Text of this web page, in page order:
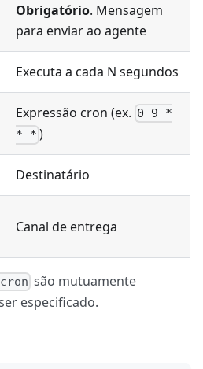
Obrigatório. Mensagem
para enviar ao agente
Executa a cada N segundos
Expressão cron (ex. 0 9 *
* * )
Destinatário
Canal de entrega
são mutuamente
especificado.